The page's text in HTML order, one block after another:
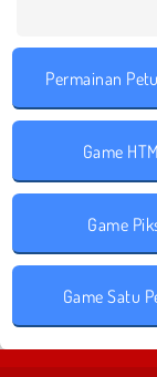
Permainan
Game
Game
Game Satu